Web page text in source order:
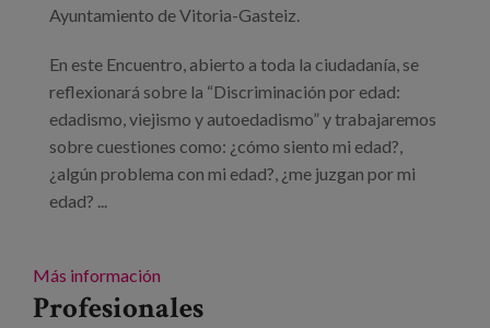
Ayuntamiento de Vitoria-Gasteiz.
En este Encuentro, abierto a toda la ciudadanía, se
reflexionará sobre la “Discriminación por edad:
edadismo, viejismo y autoedadismo” y trabajaremos
sobre cuestiones como: ¿cómo siento mi edad?,
¿algún problema con mi edad?, ¿me juzgan por mi
edad? ...
Más información
Profesionales